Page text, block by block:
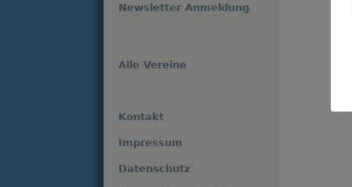
Newsletter Anmeldung
Alle Vereine
Kontakt
Impressum
Datenschutz